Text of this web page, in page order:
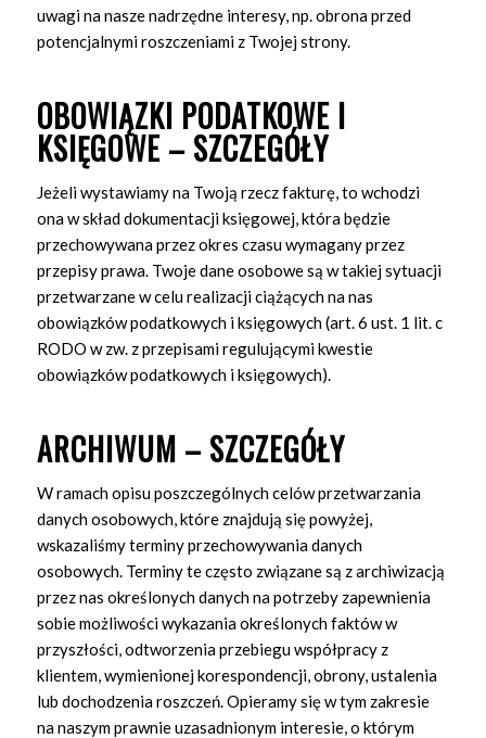
uwagi na nasze nadrzędne interesy, np. obrona przed
potencjalnymi roszczeniami z Twojej strony.
OBOWIĄZKI PODATKOWE I
KSIĘGOWE – SZCZEGÓŁY
Jeżeli wystawiamy na Twoją rzecz fakturę, to wchodzi
ona w skład dokumentacji księgowej, która będzie
przechowywana przez okres czasu wymagany przez
przepisy prawa. Twoje dane osobowe są w takiej sytuacji
przetwarzane w celu realizacji ciążących na nas
obowiązków podatkowych i księgowych (art. 6 ust. 1 lit. c
RODO w zw. z przepisami regulującymi kwestie
obowiązków podatkowych i księgowych).
ARCHIWUM – SZCZEGÓŁY
W ramach opisu poszczególnych celów przetwarzania
danych osobowych, które znajdują się powyżej,
wskazaliśmy terminy przechowywania danych
osobowych. Terminy te często związane są z archiwizacją
przez nas określonych danych na potrzeby zapewnienia
sobie możliwości wykazania określonych faktów w
przyszłości, odtworzenia przebiegu współpracy z
klientem, wymienionej korespondencji, obrony, ustalenia
lub dochodzenia roszczeń. Opieramy się w tym zakresie
na naszym prawnie uzasadnionym interesie, o którym